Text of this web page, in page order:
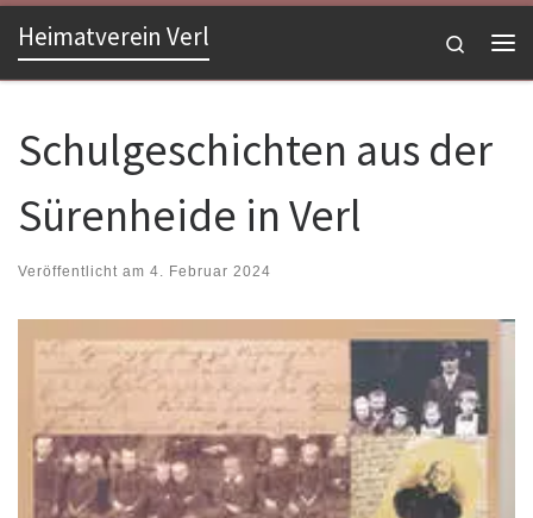
Zum Inhalt springen
Heimatverein Verl
Search
Schulgeschichten aus der
Sürenheide in Verl
Veröffentlicht am 4. Februar 2024